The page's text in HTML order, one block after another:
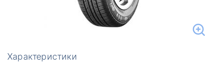
Характеристики